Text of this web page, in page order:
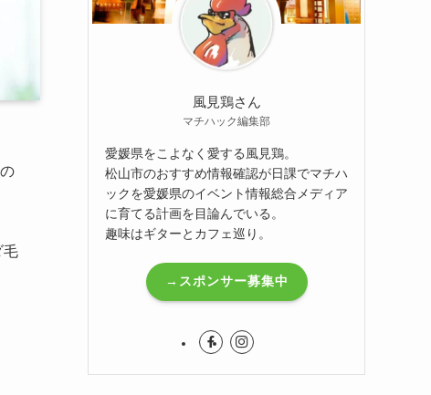
毛
風見鶏さん
マチハック編集部
愛媛県をこよなく愛する風見鶏。
松山市のおすすめ情報確認が日課でマチハ
ックを愛媛県のイベント情報総合メディア
に育てる計画を目論んでいる。
趣味はギターとカフェ巡り。
→スポンサー募集中